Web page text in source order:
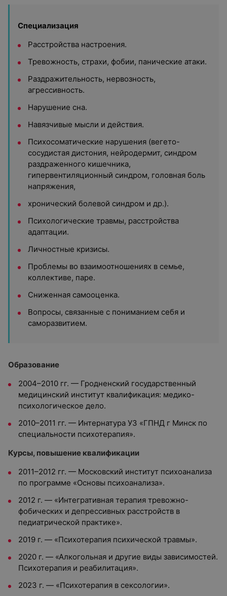
Специализация
Расстройства настроения.
Тревожность, страхи, фобии, панические атаки.
Раздражительность, нервозность,
агрессивность.
Нарушение сна.
Навязчивые мысли и действия.
Психосоматические нарушения (вегето-
сосудистая дистония, нейродермит, синдром
раздраженного кишечника,
гипервентиляционный синдром, головная боль
напряжения,
хронический болевой синдром и др.).
Психологические травмы, расстройства
адаптации.
Личностные кризисы.
Проблемы во взаимоотношениях в семье,
коллективе, паре.
Сниженная самооценка.
Вопросы, связанные с пониманием себя и
саморазвитием.
Образование
2004–2010 гг. — Гродненский государственный
медицинский институт квалификация: медико-
психологическое дело.
2010–2011 гг. — Интернатура УЗ «ГПНД г Минск по
специальности психотерапия».
Курсы, повышение квалификации
2011–2012 гг. — Московский институт психоанализа
по программе «Основы психоанализа».
2012 г. — «Интегративная терапия тревожно-
фобических и депрессивных расстройств в
педиатрической практике».
2019 г. — «Психотерапия психической травмы».
2020 г. — «Алкогольная и другие виды зависимостей.
Психотерапия и реабилитация».
2023 г. — «Психотерапия в сексологии».